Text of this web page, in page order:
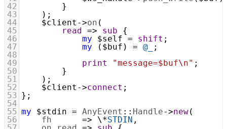
42
        }
43
    );
44
$client ->on (
45
read => sub {
46
my $self = shift ;
47
my ( $buf ) = @_
;
48
49
print "message=$buf\n" ;
50
        }
51
    );
52
$client ->connect ;
53 };
54
55 my $stdin = AnyEvent :: Handle->new(
56
fh => \*STDIN ,